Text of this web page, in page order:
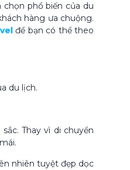
phổ biến của du
hàng ưa chuộng.
để bạn có thể theo
du lịch.
Thay vì di chuyển
nhiên tuyệt đẹp dọc